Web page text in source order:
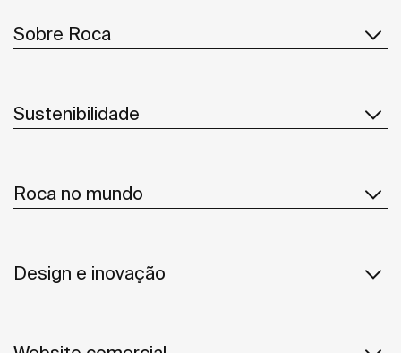
Sobre Roca
Sustenibilidade
Roca no mundo
Design e inovação